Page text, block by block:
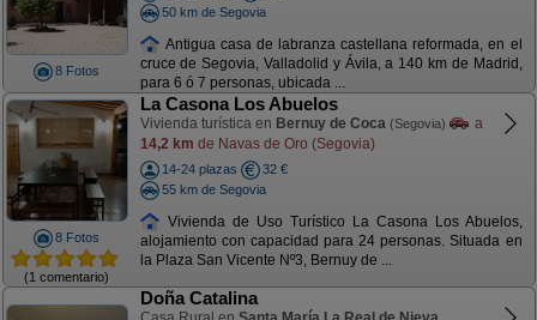
8 Fotos
50 km de Segovia
Antigua casa de labranza castellana reformada, en el
cruce de Segovia, Valladolid y Ávila, a 140 km de Madrid,
para 6 ó 7 personas, ubicada ...
8 Fotos
(1 comentario)
La Casona Los Abuelos
Vivienda turística en Bernuy de Coca (Segovia)
a
14,2 km de Navas de Oro (Segovia)
14-24 plazas
32 €
55 km de Segovia
Vivienda de Uso Turístico La Casona Los Abuelos,
alojamiento con capacidad para 24 personas. Situada en
la Plaza San Vicente Nº3, Bernuy de ...
Doña Catalina